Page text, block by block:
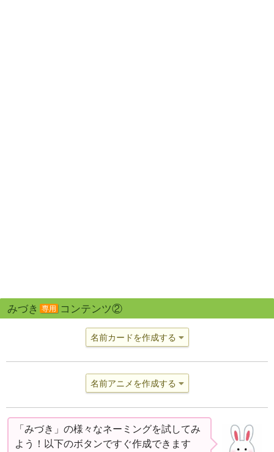
みづき 専用 コンテンツ②
名前カードを作成する
名前アニメを作成する
「みづき」の様々なネーミングを試してみ
よう！以下のボタンですぐ作成できます